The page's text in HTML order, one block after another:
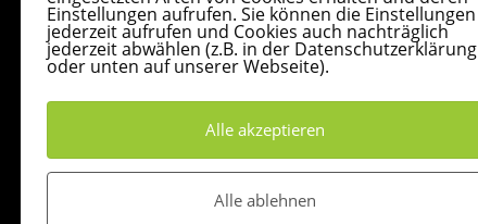
ÖFFNUNGSZEITEN
DIENSTAG – FREITAG 09:00 – 13:00, 15:00 – 18:30
09:00 – 13:00
Einstellungen aufrufen. Sie können die Einstellungen
jederzeit aufrufen und Cookies auch nachträglich
jederzeit abwählen (z.B. in der Datenschutzerklärung
oder unten auf unserer Webseite).
Alle akzeptieren
Alle ablehnen